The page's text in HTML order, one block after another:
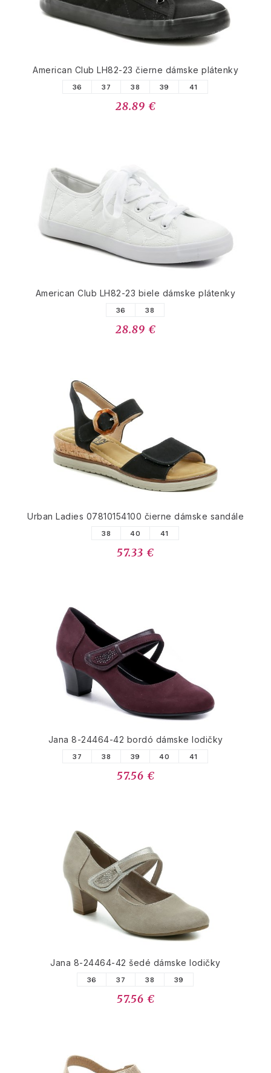
American Club LH82-23 čierne dámske plátenky
36 37 38 39 41
28.89 €
American Club LH82-23 biele dámske plátenky
36 38
28.89 €
Urban Ladies 07810154100 čierne dámske sandále
38 40 41
57.33 €
Jana 8-24464-42 bordó dámske lodičky
37 38 39 40 41
57.56 €
Jana 8-24464-42 šedé dámske lodičky
36 37 38 39
57.56 €